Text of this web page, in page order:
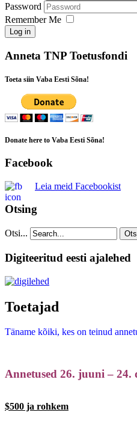
Password
Remember Me
Log in
Anneta TNP Toetusfondi
Toeta siin Vaba Eesti Sõna!
Donate here to Vaba Eesti Sõna!
Facebook
Leia meid Facebookist
Otsing
Otsi...
Digiteeritud eesti ajalehed
Toetajad
Täname kõiki, kes on teinud
Annetused 26. juuni – 24.
$500 ja rohkem